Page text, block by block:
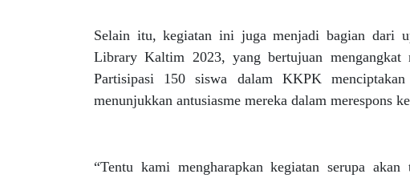
Selain itu, kegiatan ini juga menjadi bagian dari
Library Kaltim 2023, yang bertujuan
Partisipasi 150 siswa dalam KKPK
menunjukkan antusiasme mereka dalam merespons
“Tentu kami mengharapkan kegiatan serupa